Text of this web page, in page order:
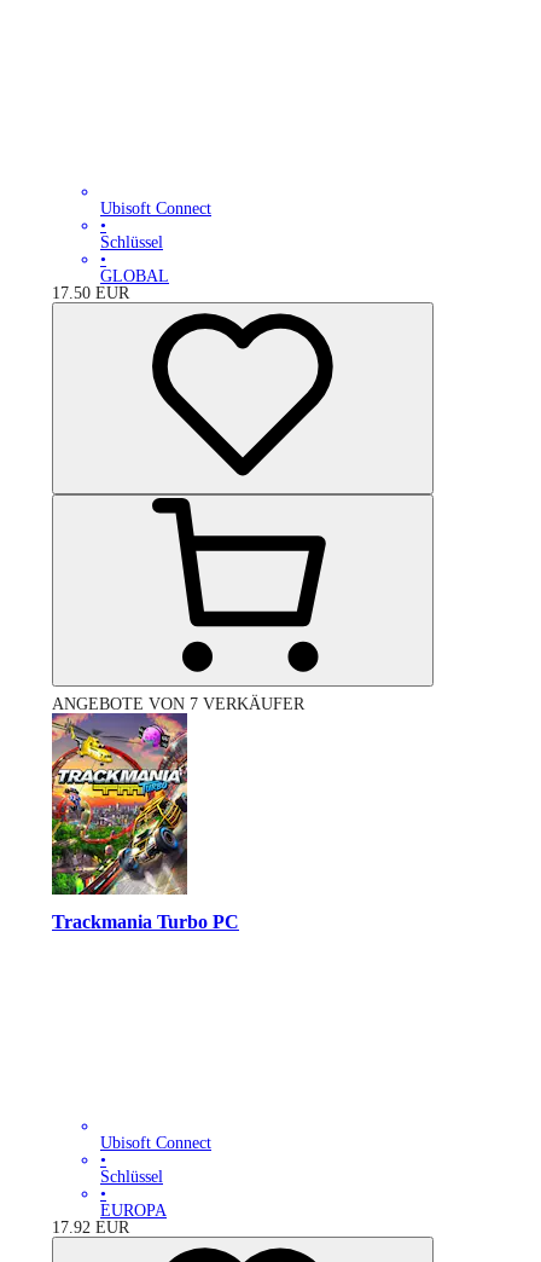
Ubisoft Connect
•
Schlüssel
•
GLOBAL
17.50 EUR
ANGEBOTE VON 7 VERKÄUFER
Trackmania Turbo PC
Ubisoft Connect
•
Schlüssel
•
EUROPA
17.92 EUR